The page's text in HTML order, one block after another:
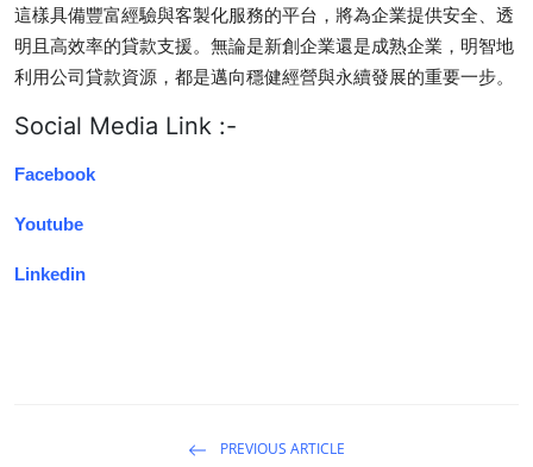
這樣具備豐富經驗與客製化服務的平台，將為企業提供安全、透
明且高效率的貸款支援。無論是新創企業還是成熟企業，明智地
利用公司貸款資源，都是邁向穩健經營與永續發展的重要一步。
Social Media Link :-
Facebook
Youtube
Linkedin
PREVIOUS ARTICLE